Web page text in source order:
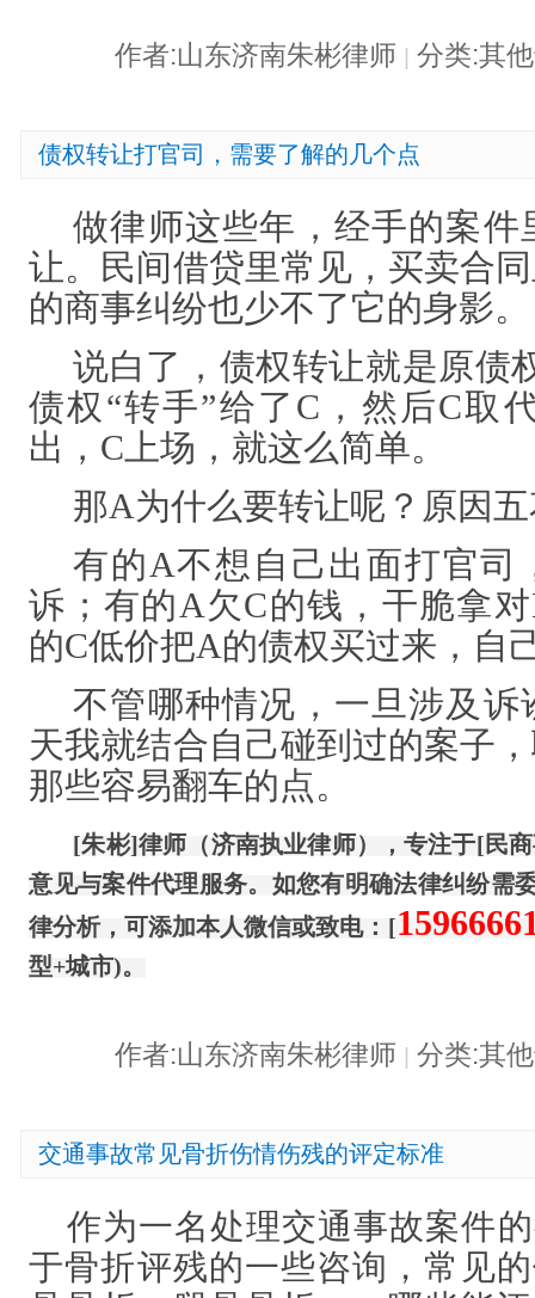
作者:山东济南朱彬律师 分类:其
债权转让打官司，需要了解的几个点
做律师这些年，经手的案
让。民间借贷里常见，买卖合
的商事纠纷也少不了它的身影。
说白了，债权转让就是原债
债权“转手”给了C，然后C取
出，C上场，就这么简单。
那A为什么要转让呢？原因
有的A不想自己出面打官司
诉；有的A欠C的钱，干脆拿
的C低价把A的债权买过来，自
不管哪种情况，一旦涉及
天我就结合自己碰到过的案子
那些容易翻车的点。
[朱彬]律师（济南执业律师），专注于[民
意见与案件代理服务。如您有明确法律纠纷需
律分析，可添加本人微信或致电： [
型+城市)。
作者:山东济南朱彬律师 | 分类:其
交通事故常见骨折伤情伤残的评定标准
作为一名处理交通事故案件
于骨折评残的一些咨询，常见